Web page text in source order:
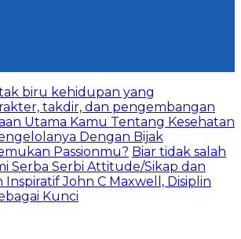
biru kehidupan yang
takdir, dan pengembangan
Utama Kamu Tentang Kesehatan
Dengan Bijak
Passionmu? Biar tidak salah
Serba Serbi Attitude/Sikap dan
Inspiratif John C Maxwell, Disiplin
Kunci